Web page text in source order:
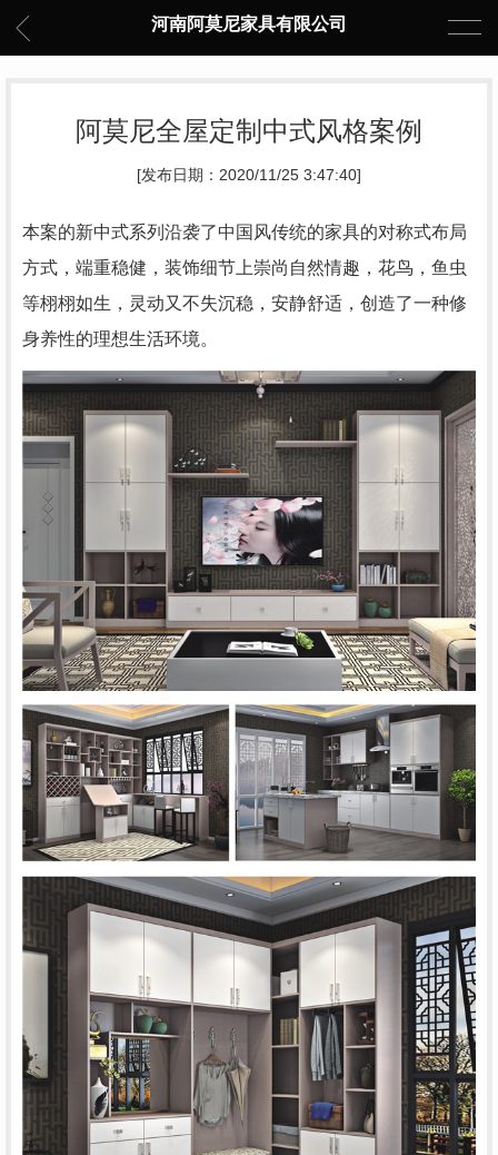
河南阿莫尼家具有限公司
阿莫尼全屋定制中式风格案例
[发布日期：2020/11/25 3:47:40]
本案的新中式系列沿袭了中国风传统的家具的对称式布局
方式，端重稳健，装饰细节上崇尚自然情趣，花鸟，鱼虫
等栩栩如生，灵动又不失沉稳，安静舒适，创造了一种修
身养性的理想生活环境。